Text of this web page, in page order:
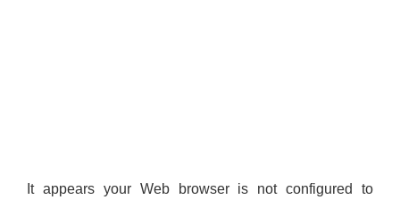
It appears your Web browser is not configured to